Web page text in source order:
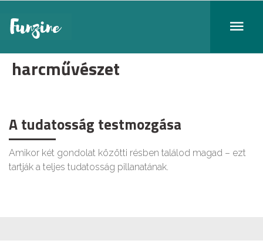
harcművészet
A tudatosság testmozgása
Amikor két gondolat közötti résben találod magad – ezt
tartják a teljes tudatosság pillanatának.